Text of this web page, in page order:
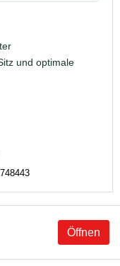
und optimale
Öffnen